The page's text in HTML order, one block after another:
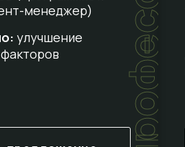
менеджер)
улучшение